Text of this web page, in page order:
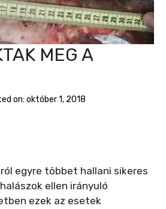
MEG A
on: október 1, 2018
egyre többet hallani sikeres
ellen irányuló
ezek az esetek